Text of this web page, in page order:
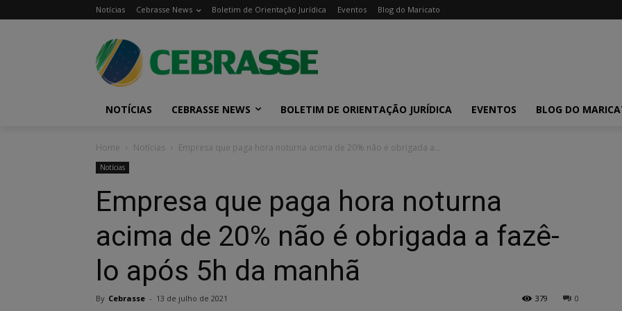
Notícias Cebrasse News Boletim de Orientação Jurídica Eventos Blog do Maricato
NOTÍCIAS CEBRASSE NEWS BOLETIM DE ORIENTAÇÃO JURÍDICA EVENTOS BLOG DO
Home Notícias Empresa que paga hora noturna acima de 20% não é obrigada a...
Notícias
Empresa que paga hora noturna
acima de 20% não é obrigada a fazê-
lo após 5h da manhã
By Cebrasse - 13 de julho de 2021 0
379